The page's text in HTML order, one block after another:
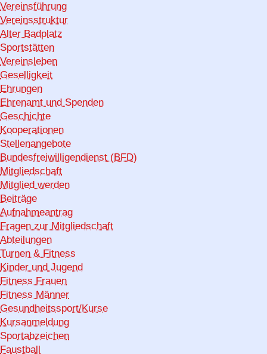
Vereinsführung
Vereinsstruktur
Alter Badplatz
Sportstätten
Vereinsleben
Geselligkeit
Ehrungen
Ehrenamt und Spenden
Geschichte
Kooperationen
Stellenangebote
Bundesfreiwilligendienst (BFD)
Mitgliedschaft
Mitglied werden
Beiträge
Aufnahmeantrag
Fragen zur Mitgliedschaft
Abteilungen
Turnen & Fitness
Kinder und Jugend
Fitness Frauen
Fitness Männer
Gesundheitssport/Kurse
Kursanmeldung
Sportabzeichen
Faustball